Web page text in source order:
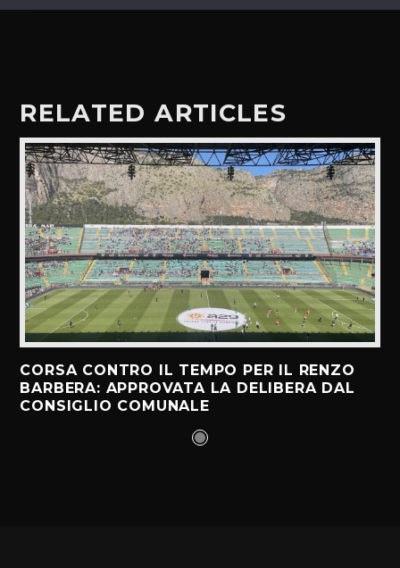
RELATED ARTICLES
CORSA CONTRO IL TEMPO PER IL RENZO
BARBERA: APPROVATA LA DELIBERA DAL
CONSIGLIO COMUNALE